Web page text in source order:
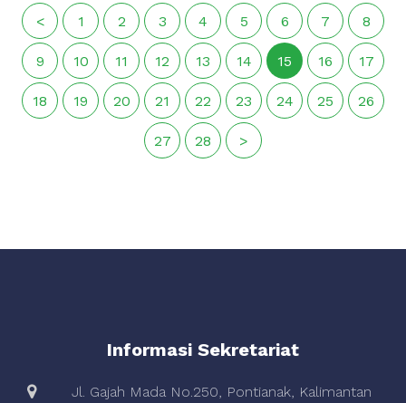
< 1 2 3 4 5 6 7 8
9 10 11 12 13 14 15 16 17
18 19 20 21 22 23 24 25 26
27 28 >
Informasi Sekretariat
Jl. Gajah Mada No.250, Pontianak, Kalimantan